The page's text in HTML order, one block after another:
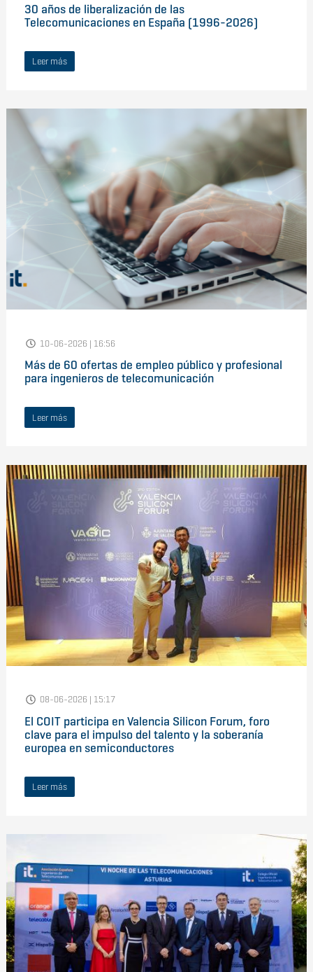
30 años de liberalización de las
Telecomunicaciones en España (1996-2026)
Leer más
10-06-2026 | 16:56
Más de 60 ofertas de empleo público y profesional
para ingenieros de telecomunicación
Leer más
08-06-2026 | 15:17
El COIT participa en Valencia Silicon Forum, foro
clave para el impulso del talento y la soberanía
europea en semiconductores
Leer más